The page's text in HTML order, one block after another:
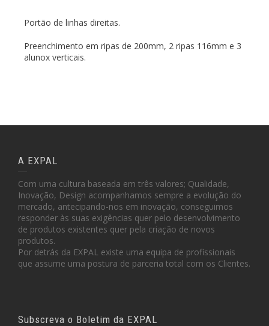
Portão de linhas direitas.
Preenchimento em ripas de 200mm, 2 ripas 116mm e 3
alunox verticais.
A EXPAL
Com uma cultura baseada em três valores; Qualidade,
Inovação, Design acompanhamos sempre a evolução do
mercado, antecipando-nos em inovação, conseguimos
responder às suas exigências quer pelo desenvolvimento
de produtos existentes quer pela criação de novos
produtos.
Por detrás da EXPAL existe uma equipa de profissionais
que assume uma postura de parceria total com os Clientes.
Subscreva o Boletim da EXPAL